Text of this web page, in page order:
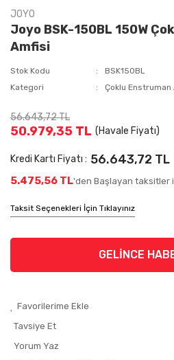
JOYO
Joyo BSK-150BL 150W
Amfisi
Stok Kodu
BSK150BL
Kategori
Çoklu Enstruman
56.643,72 TL
50.979,35 TL (Havale Fiyatı)
Kredi Kartı Fiyatı : 56.643,72 TL
5.475,56 TL'den Başlayan taksitler
Taksit Seçenekleri İçin Tıklayınız
GELİNCE
Tavsiye Et
Yorum Yaz